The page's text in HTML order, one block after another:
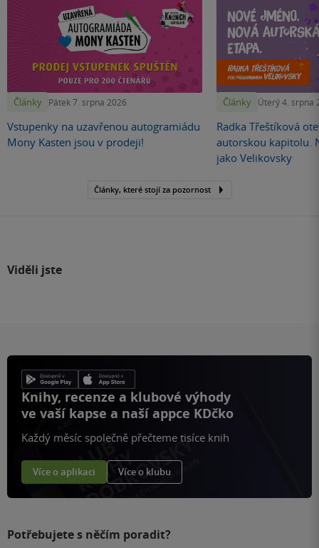
Články Pátek 7. srpna 2026
Vstupenky na uzavřenou autogramiádu
Mony Kasten jsou v prodeji!
Články Úterý 4. srpna
Radka Třeštíková
autorskou kapitolu.
jako Velikovsky
Články, které stojí za pozornost
Viděli jste
Knihy, recenze a klubové výhody
ve vaší kapse a naší appce KDčko
Každý měsíc společně přečteme tisíce knih
Více o aplikaci Více o klubu
Potřebujete s něčím poradit?